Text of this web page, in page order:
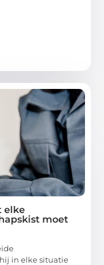
elke
moet
in elke situatie